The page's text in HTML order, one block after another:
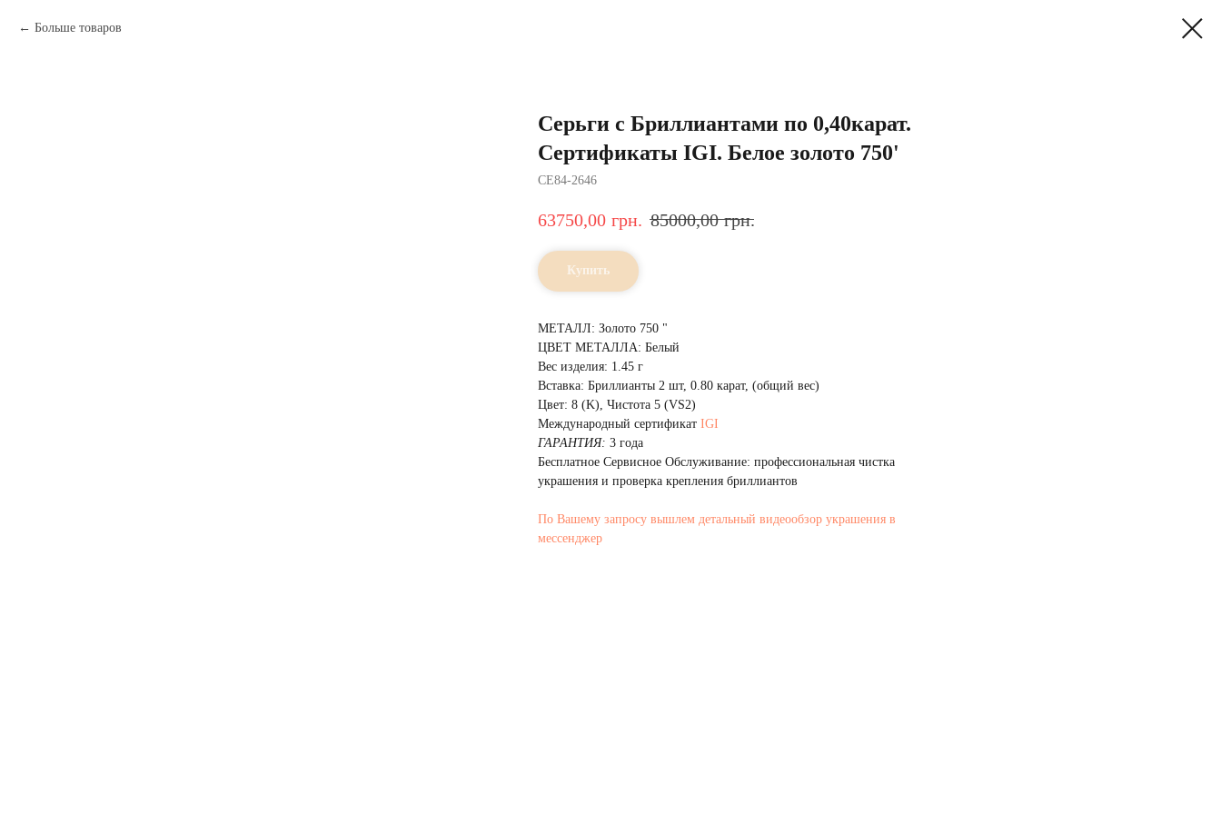
Больше товаров
Серьги с Бриллиантами по 0,40карат.
Сертификаты IGI. Белое золото 750'
CE84-2646
63750,00 грн. 85000,00 грн.
Купить
МЕТАЛЛ: Золото 750 "
ЦВЕТ МЕТАЛЛА: Белый
Вес изделия: 1.45 г
Вставка: Бриллианты 2 шт, 0.80 карат, (общий вес)
Цвет: 8 (K), Чистота 5 (VS2)
Mеждународный сертификат IGI
ГАРАНТИЯ: 3 года
Бесплатное Сервисное Обслуживание: профессиональная чистка
украшения и проверка крепления бриллиантов
По Вашему запросу вышлем детальный видеообзор украшения в
мессенджер